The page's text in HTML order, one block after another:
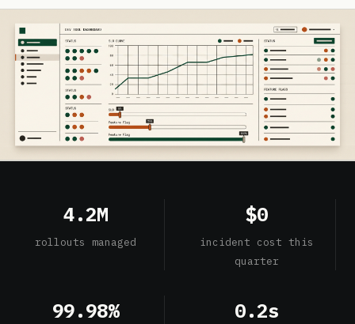
4.2M
rollouts managed
$0
incident cost this
quarter
99.98% 0.2s